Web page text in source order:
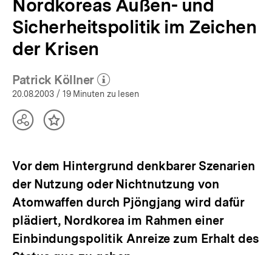
Nordkoreas Außen- und
Sicherheitspolitik im Zeichen
der Krisen
Patrick Köllner
(Mehr zum Autor)
öffnen
20.08.2003 / 19 Minuten zu lesen
TeilenInhalt
Vor dem Hintergrund denkbarer Szenarien
der Nutzung oder Nichtnutzung von
Atomwaffen durch Pjöngjang wird dafür
plädiert, Nordkorea im Rahmen einer
Einbindungspolitik Anreize zum Erhalt des